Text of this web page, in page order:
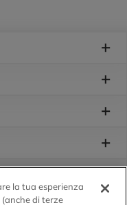
la tua esperienza
di terze